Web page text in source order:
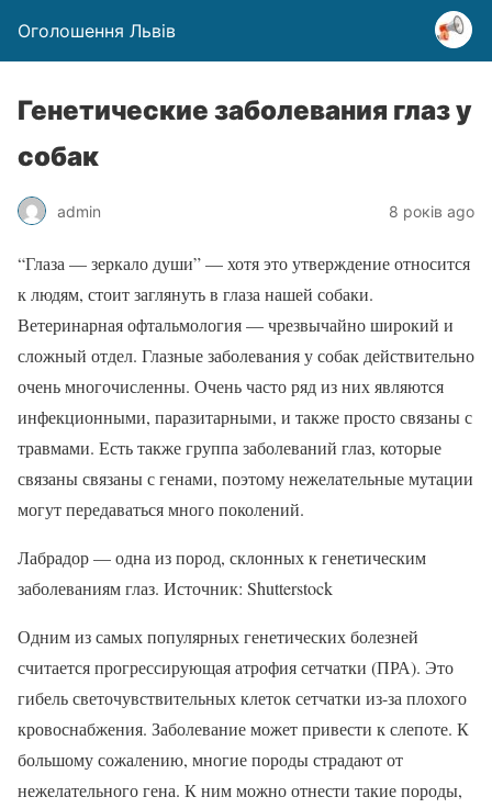
Оголошення Львів
Генетические заболевания глаз у
собак
admin 8 років ago
“Глаза — зеркало души” — хотя это утверждение относится
к людям, стоит заглянуть в глаза нашей собаки.
Ветеринарная офтальмология — чрезвычайно широкий и
сложный отдел. Глазные заболевания у собак действительно
очень многочисленны. Очень часто ряд из них являются
инфекционными, паразитарными, и также просто связаны с
травмами. Есть также группа заболеваний глаз, которые
связаны связаны с генами, поэтому нежелательные мутации
могут передаваться много поколений.
Лабрадор — одна из пород, склонных к генетическим
заболеваниям глаз. Источник: Shutterstock
Одним из самых популярных генетических болезней
считается прогрессирующая атрофия сетчатки (ПРА). Это
гибель светочувствительных клеток сетчатки из-за плохого
кровоснабжения. Заболевание может привести к слепоте. К
большому сожалению, многие породы страдают от
нежелательного гена. К ним можно отнести такие породы,